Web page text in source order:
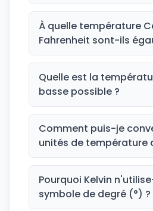
À quelle température
Fahrenheit sont-ils
Quelle est la
basse possible ?
Comment puis-je
unités de température
Pourquoi Kelvin
symbole de degré (°) ?